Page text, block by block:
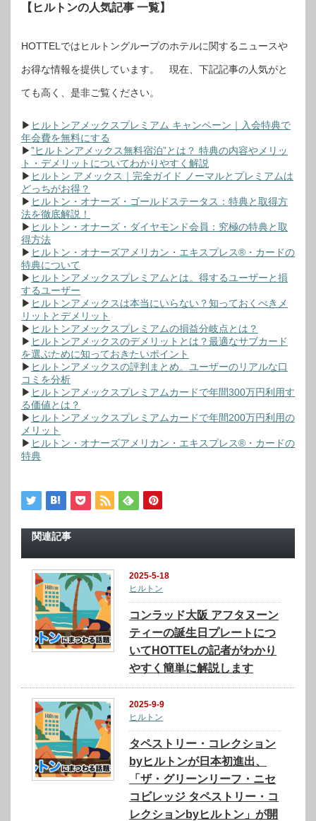
【ヒルトンの人気記事 一覧】
HOTTELではヒルトングループのホテルに関するニュースや
お得な情報を提供しています。 現在、下記記事の人気がと
ても高く、是非ご覧ください。
▶ ヒルトンアメックスプレミアム キャンペーン｜入会特典で
年会費を無料にする
▶”ヒルトンアメックス無料宿泊”とは？ 特典の内容やメリッ
ト・デメリットについてわかりやすく解説
▶ ヒルトン アメックス｜完全ガイド ノーマルとプレミアムは
どっちがお得？
▶ ヒルトン・オナーズ・ゴールドステータス：特典と取得方
法を徹底解説！
▶ ヒルトン・オナーズ・ダイヤモンド会員：究極の特典と取
得方法
▶ ヒルトン・オナーズアメリカン・エキスプレス®・カードの
特典について
▶ ヒルトンアメックスプレミアムとは。得するユーザーと損
するユーザー
▶ ヒルトンアメックスは本当にいらない？知っておくべきメ
リットとデメリット
▶ ヒルトンアメックスプレミアムの損益分岐点とは？
▶ ヒルトンアメックスのデメリットとは？最適なサブカード
を選ぶために知っておきたいポイント
▶ ヒルトンアメックスの評判まとめ。ユーザーのリアルな口
コミを分析
▶ ヒルトンアメックスプレミアムカードで年間300万円利用す
る価値とは？
▶ ヒルトンアメックスプレミアムカードで年間200万円利用の
メリット
▶ ヒルトン・オナーズアメリカン・エキスプレス®・カードの
特典
関連記事
2025-5-18
ヒルトン
コンラッド大阪 アフタヌーン
ティーの誕生日プレートにつ
いてHOTTELの記者がわかり
やすく簡単に解説します
2025-9-9
ヒルトン
タペストリー・コレクション
byヒルトンが日本初進出、
「ザ・グリーンリーフ・ニセ
コビレッジ タペストリー・コ
レクションbyヒルトン」が開